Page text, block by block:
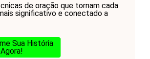
de oração que tornam cada
significativo e conectado a
Sua História
Agora!